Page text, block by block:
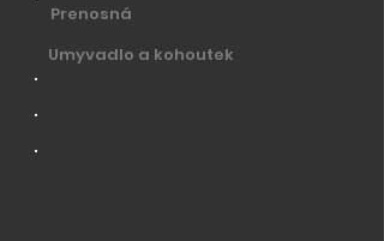
Prenosná
Umyvadlo a kohoutek